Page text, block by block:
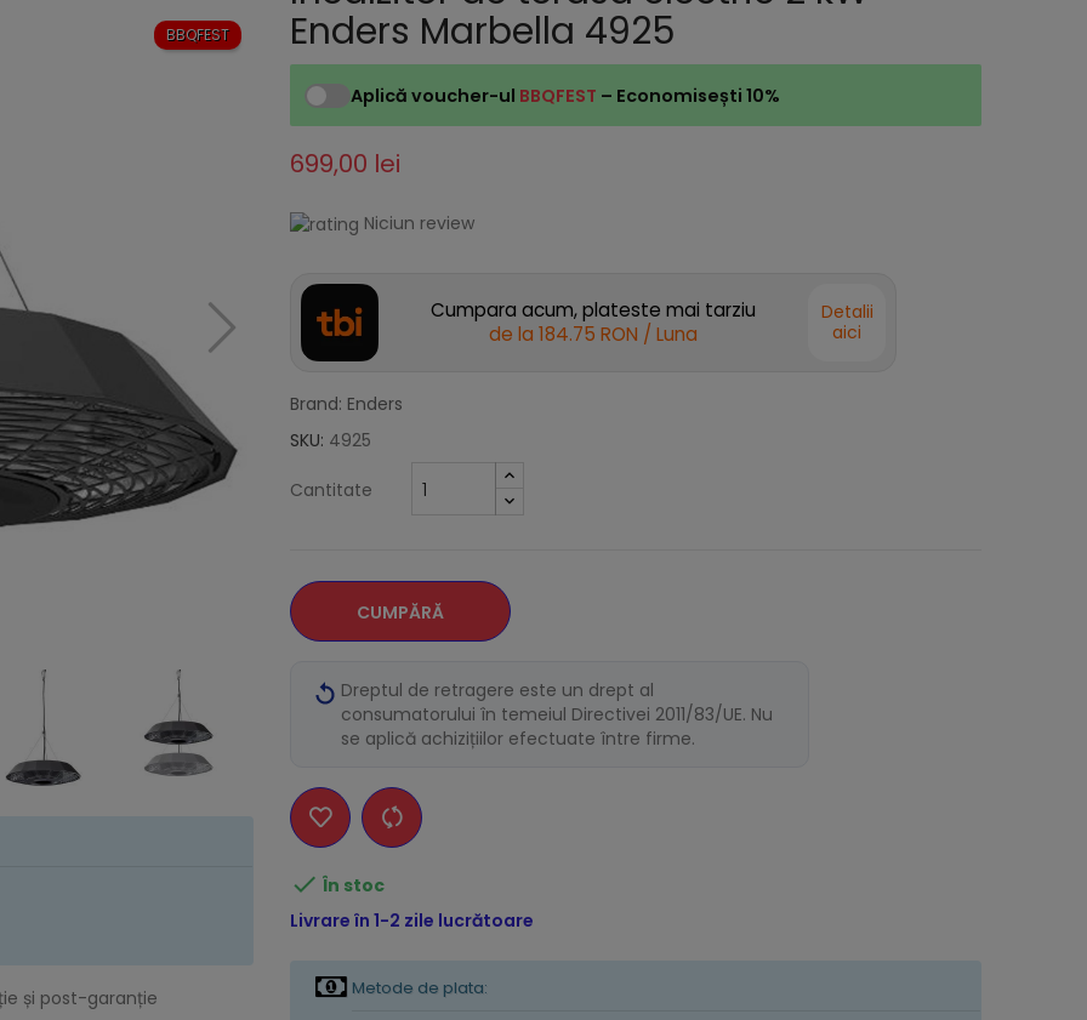
și post-garanție
BBQFEST Enders Marbella 4925
Aplică voucher-ul BBQFEST – Economisești 10%
699,00 lei
Niciun review
Cumpara acum, plateste mai tarziu
de la 184.75 RON / Luna
Detalii
aici
Brand: Enders
SKU: 4925
Cantitate
CUMPĂRĂ
Dreptul de retragere este un drept al
consumatorului în temeiul Directivei 2011/83/UE. Nu
se aplică achizițiilor efectuate între firme.
 În stoc
Livrare în 1-2 zile lucrătoare
Metode de plata: